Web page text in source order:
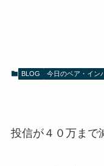
BLOG 今日のベア・イン
投信が４０万まで